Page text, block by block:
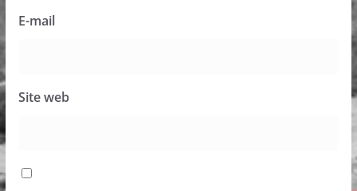
E-mail
Site web